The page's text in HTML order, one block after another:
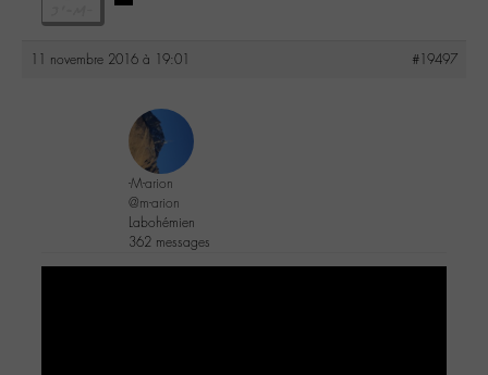
11 novembre 2016 à 19:01 #19497
-M-arion
@m-arion
Labohémien
362 messages